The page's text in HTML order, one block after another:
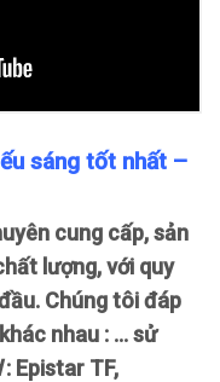
sáng tốt nhất –
cung cấp, sản
lượng, với quy
Chúng tôi đáp
nhau : … sử
: Epistar TF,